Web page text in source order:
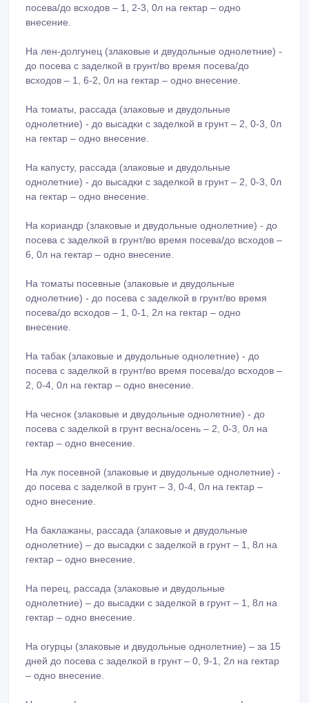
посева/до всходов – 1, 2-3, 0л на гектар – одно
внесение.
На лен-долгунец (злаковые и двудольные однолетние) -
до посева с заделкой в грунт/во время посева/до
всходов – 1, 6-2, 0л на гектар – одно внесение.
На томаты, рассада (злаковые и двудольные
однолетние) - до высадки с заделкой в грунт – 2, 0-3, 0л
на гектар – одно внесение.
На капусту, рассада (злаковые и двудольные
однолетние) - до высадки с заделкой в грунт – 2, 0-3, 0л
на гектар – одно внесение.
На кориандр (злаковые и двудольные однолетние) - до
посева с заделкой в грунт/во время посева/до всходов –
6, 0л на гектар – одно внесение.
На томаты посевные (злаковые и двудольные
однолетние) - до посева с заделкой в грунт/во время
посева/до всходов – 1, 0-1, 2л на гектар – одно
внесение.
На табак (злаковые и двудольные однолетние) - до
посева с заделкой в грунт/во время посева/до всходов –
2, 0-4, 0л на гектар – одно внесение.
На чеснок (злаковые и двудольные однолетние) - до
посева с заделкой в грунт весна/осень – 2, 0-3, 0л на
гектар – одно внесение.
На лук посевной (злаковые и двудольные однолетние) -
до посева с заделкой в грунт – 3, 0-4, 0л на гектар –
одно внесение.
На баклажаны, рассада (злаковые и двудольные
однолетние) – до высадки с заделкой в грунт – 1, 8л на
гектар – одно внесение.
На перец, рассада (злаковые и двудольные
однолетние) – до высадки с заделкой в грунт – 1, 8л на
гектар – одно внесение.
На огурцы (злаковые и двудольные однолетние) – за 15
дней до посева с заделкой в грунт – 0, 9-1, 2л на гектар
– одно внесение.